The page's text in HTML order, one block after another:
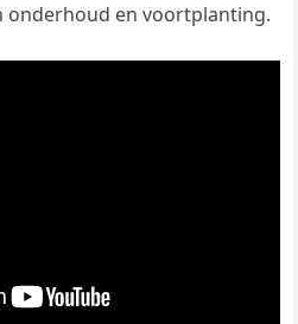
onderhoud en voortplanting.